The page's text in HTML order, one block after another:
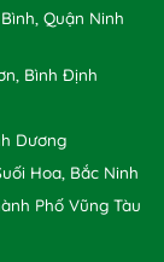
Quận Ninh
Bình Định
Dương
Hoa, Bắc Ninh
Phố Vũng Tàu